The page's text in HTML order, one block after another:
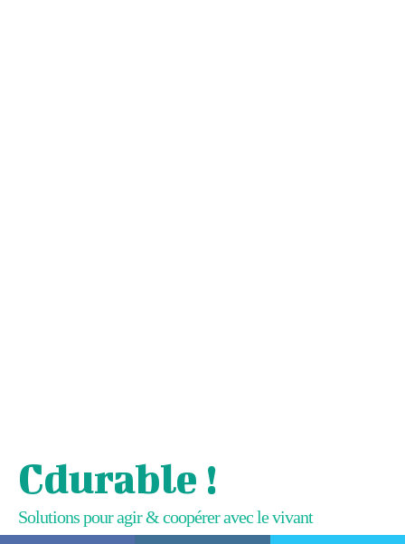
Cdurable !
Solutions pour agir & coopérer avec le vivant